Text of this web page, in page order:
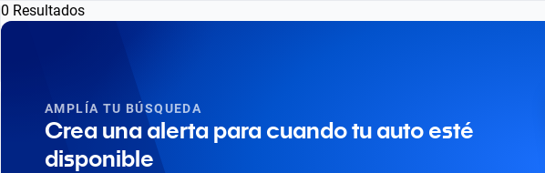
0 Resultados
AMPLÍA TU BÚSQUEDA
Crea una alerta para cuando tu auto esté
disponible